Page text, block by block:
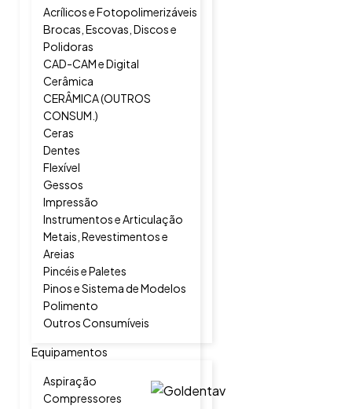
Acrílicos e Fotopolimerizáveis
Brocas, Escovas, Discos e
Polidoras
CAD-CAM e Digital
Cerâmica
CERÂMICA (OUTROS
CONSUM.)
Ceras
Dentes
Flexível
Gessos
Impressão
Instrumentos e Articulação
Metais, Revestimentos e
Areias
Pincéis e Paletes
Pinos e Sistema de Modelos
Polimento
Outros Consumíveis
Equipamentos
Aspiração
Compressores